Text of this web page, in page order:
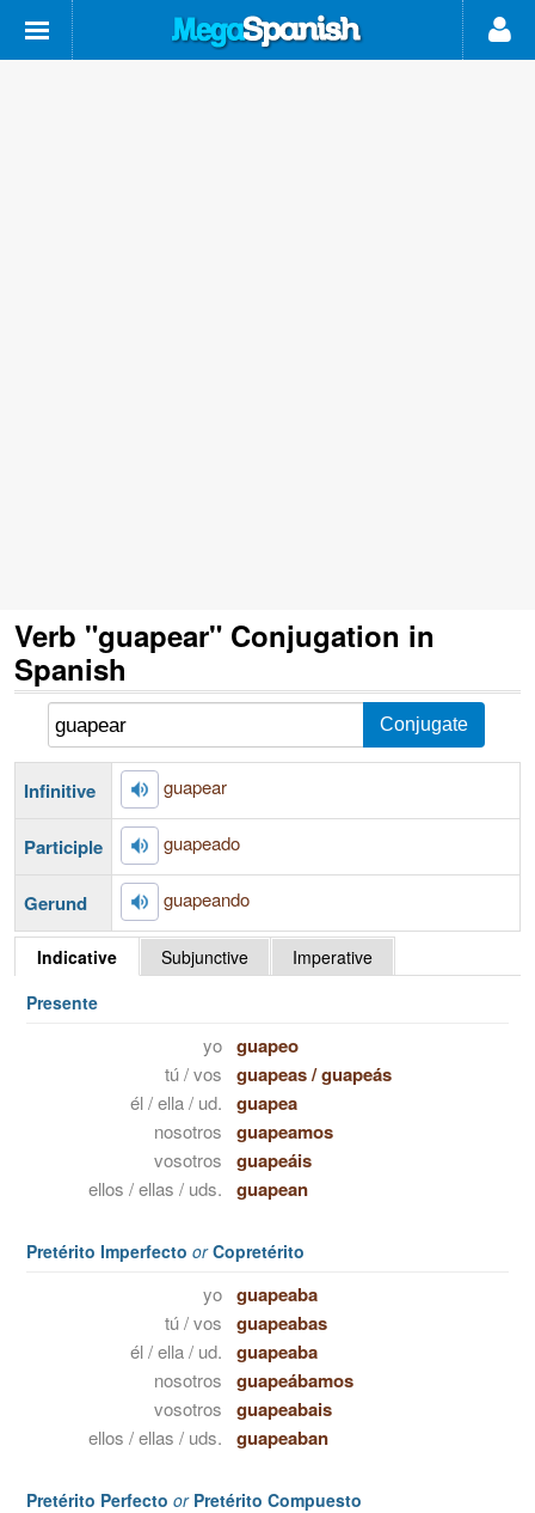
Verb "guapear" Conjugation in
Spanish
Infinitive guapear
Participle guapeado
Gerund guapeando
Indicative Subjunctive
Imperative
Presente
yo guapeo
tú / vos guapeas/guapeás
él / ella / ud. guapea
nosotros guapeamos
vosotros guapeáis
ellos / ellas / uds. guapean
Pretérito Imperfecto orCopretérito
yo guapeaba
tú / vos guapeabas
él / ella / ud. guapeaba
nosotros guapeábamos
vosotros guapeabais
ellos / ellas / uds. guapeaban
Pretérito Perfecto orPretérito Compuesto